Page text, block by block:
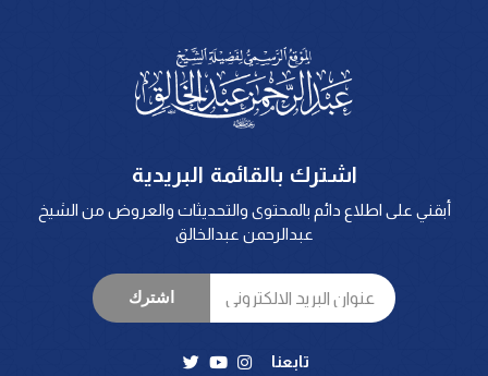
اشترك بالقائمة البريدية
أبقني على اطلاع دائم بالمحتوى والتحديثات والعروض من الشيخ
عبدالرحمن عبدالخالق
اشترك
تابعنا